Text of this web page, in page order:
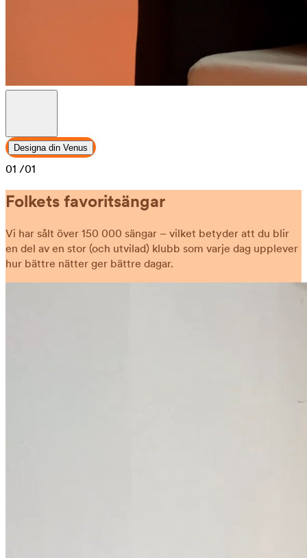
Designa din Venus
01 /01
Folkets favoritsängar
Vi har sålt över 150 000 sängar – vilket betyder att du blir
en del av en stor (och utvilad) klubb som varje dag upplever
hur bättre nätter ger bättre dagar.